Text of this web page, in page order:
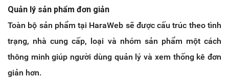
Quản lý sản phẩm đơn giản
Toàn bộ sản phẩm tại HaraWeb sẽ được cấu trúc theo tình
trạng, nhà cung cấp, loại và nhóm sản phẩm một cách
thông minh giúp người dùng quản lý và xem thống kê đơn
giản hơn.